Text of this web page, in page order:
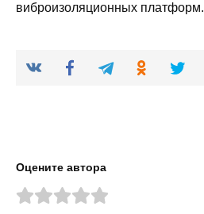
виброизоляционных платформ.
Оцените автора